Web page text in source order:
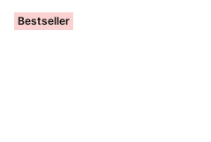
Bestseller